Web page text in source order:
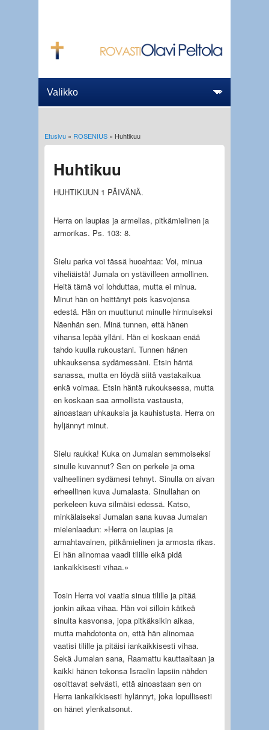
Olet täällä
Etusivu» ROSENIUS» Huhtikuu
Huhtikuu
HUHTIKUUN 1 PÄIVÄNÄ.
Herra on laupias ja armelias, pitkämielinen ja
armorikas. Ps. 103: 8.
Sielu parka voi tässä huoahtaa: Voi, minua
viheliäistä! Jumala on ystävilleen armollinen.
Heitä tämä voi lohduttaa, mutta ei minua.
Minut hän on heittänyt pois kasvojensa
edestä. Hän on muuttunut minulle hirmuiseksi
Näenhän sen. Minä tunnen, että hänen
vihansa lepää ylläni. Hän ei koskaan enää
tahdo kuulla rukoustani. Tunnen hänen
uhkauksensa sydämessäni. Etsin häntä
sanassa, mutta en löydä siitä vastakaikua
enkä voimaa. Etsin häntä rukouksessa, mutta
en koskaan saa armollista vastausta,
ainoastaan uhkauksia ja kauhistusta. Herra on
hyljännyt minut.
Sielu raukka! Kuka on Jumalan semmoiseksi
sinulle kuvannut? Sen on perkele ja oma
valheellinen sydämesi tehnyt. Sinulla on aivan
erheellinen kuva Jumalasta. Sinullahan on
perkeleen kuva silmäisi edessä. Katso,
minkälaiseksi Jumalan sana kuvaa Jumalan
mielenlaadun: »Herra on laupias ja
armahtavainen, pitkämielinen ja armosta rikas.
Ei hän alinomaa vaadi tilille eikä pidä
iankaikkisesti vihaa.»
Tosin Herra voi vaatia sinua tilille ja pitää
jonkin aikaa vihaa. Hän voi silloin kätkeä
sinulta kasvonsa, jopa pitkäksikin aikaa,
mutta mahdotonta on, että hän alinomaa
vaatisi tilille ja pitäisi iankaikkisesti vihaa.
Sekä Jumalan sana, Raamattu kauttaaltaan ja
kaikki hänen tekonsa Israelin lapsiin nähden
osoittavat selvästi, että ainoastaan sen on
Herra iankaikkisesti hylännyt, joka lopullisesti
on hänet ylenkatsonut.